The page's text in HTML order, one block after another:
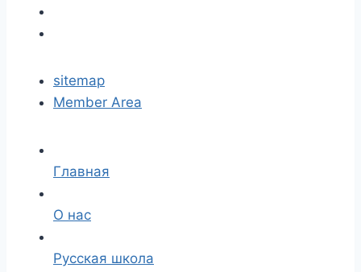
sitemap
Member Area
Главная
О нас
Русская школа